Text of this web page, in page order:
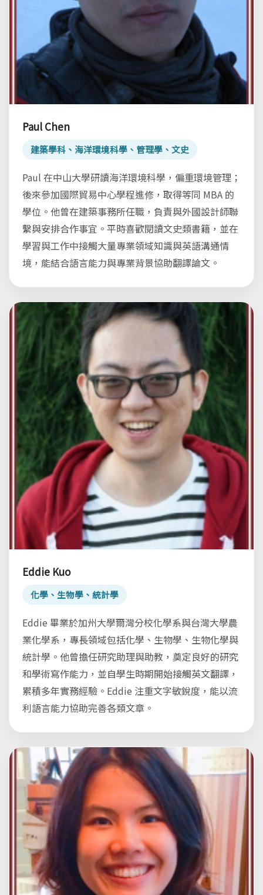
Paul Chen
建築學科、海洋環境科學、管理學、文史
Paul 在中山大學研讀海洋環境科學，偏重環境管理；
後來參加國際貿易中心學程進修，取得等同 MBA 的
學位。他曾在建築事務所任職，負責與外國設計師聯
繫與安排合作事宜。平時喜歡閱讀文史類書籍，並在
學習與工作中接觸大量專業領域知識與英語溝通情
境，能結合語言能力與專業背景協助翻譯論文。
Eddie Kuo
化學、生物學、統計學
Eddie 畢業於加州大學爾灣分校化學系與台灣大學農
業化學系，專長領域包括化學、生物學、生物化學與
統計學。他曾擔任研究助理與助教，奠定良好的研究
和學術寫作能力，並自學生時期開始接觸英文翻譯，
累積多年實務經驗。Eddie 注重文字敏銳度，能以流
利語言能力協助完善各類文章。